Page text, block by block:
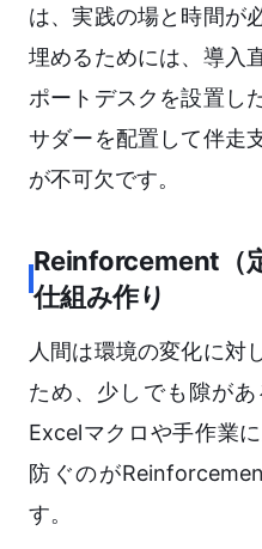
は、実践の場と時間が
埋めるためには、導入
ポートデスクを設置し
サダーを配置して伴走
が不可欠です。
Reinforcement（
仕組み作り
人間は環境の変化に対
ため、少しでも隙が
Excelマクロや手作業
防ぐのが
す。